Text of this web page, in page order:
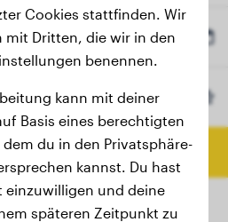
Fila Brasileiro
berechnen
Cookies stattfinden. Wir
mit Dritten, die wir in den
benennen.
kann mit deiner
Basis eines berechtigten
du in den Privatsphäre-
kannst. Du hast
einzuwilligen und deine
späteren Zeitpunkt zu